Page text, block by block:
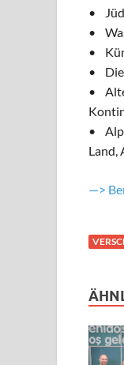
•
•
•
• Die
• Alte
•
Land,
—>